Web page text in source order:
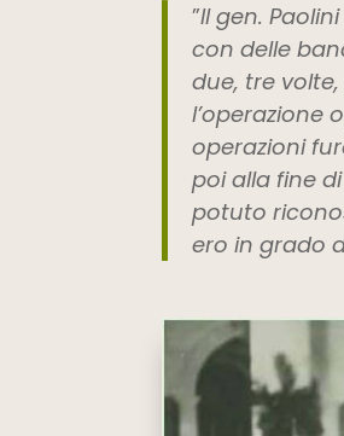
”Il gen.
con delle
due, tre
l’operazione
operazioni
poi alla fine
potuto
ero in grado